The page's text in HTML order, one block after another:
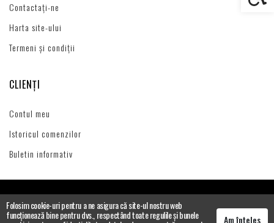
Folosim cookie-uri pentru a ne asigura că site-ul nostru web
funcționează bine pentru dvs., respectând toate regulile și bunele Am înțeles
Contactați-ne
Harta site-ului
Termeni și condiții
CLIENȚI
Contul meu
Istoricul comenzilor
Buletin informativ